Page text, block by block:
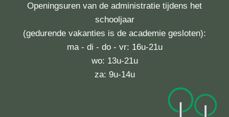
Openingsuren van de administratie tijdens het
schooljaar
(gedurende vakanties is de academie gesloten):
ma - di - do - vr: 16u-21u
wo: 13u-21u
za: 9u-14u